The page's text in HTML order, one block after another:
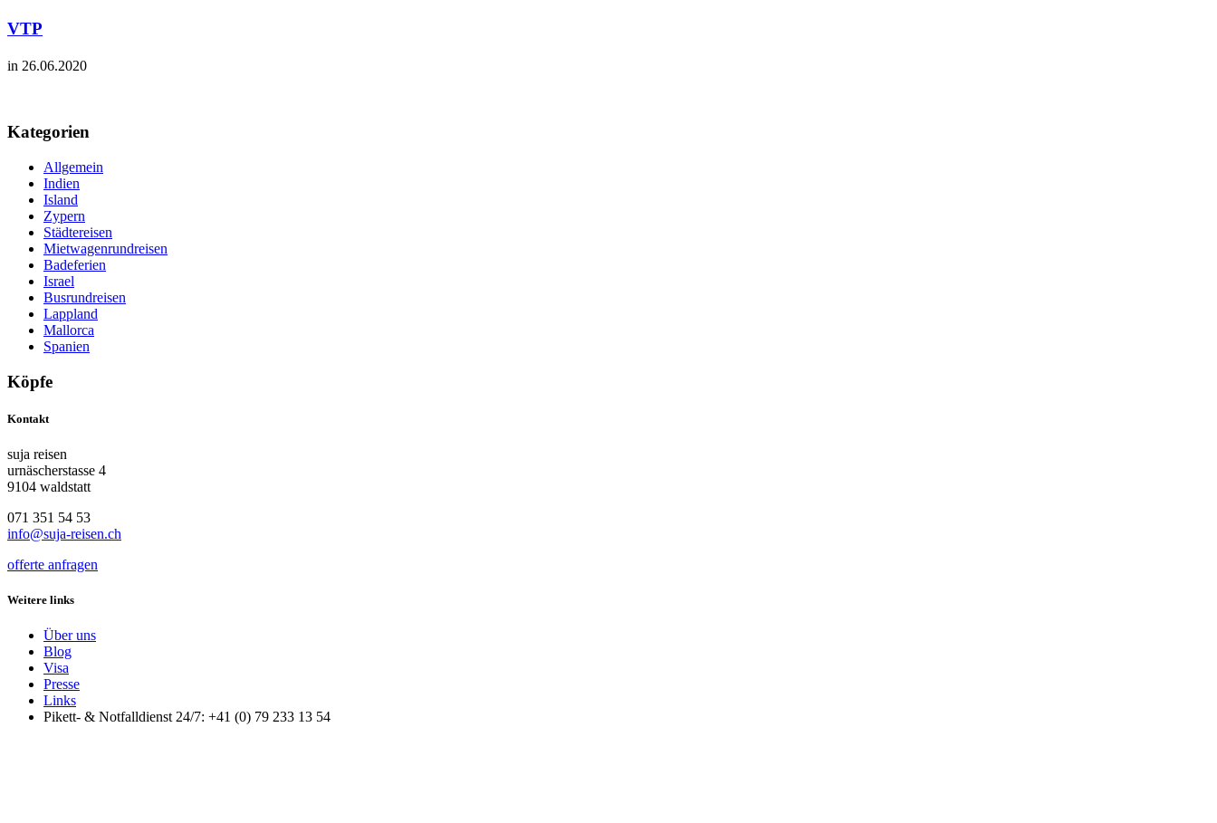
VTP
in 26.06.2020
Kategorien
Allgemein
Indien
Island
Zypern
Städtereisen
Mietwagenrundreisen
Badeferien
Israel
Busrundreisen
Lappland
Mallorca
Spanien
Köpfe
Kontakt
suja reisen
urnäscherstasse 4
9104 waldstatt
071 351 54 53
info@suja-reisen.ch
offerte anfragen
Weitere links
Über uns
Blog
Visa
Presse
Links
Pikett- & Notfalldienst 24/7: +41 (0) 79 233 13 54